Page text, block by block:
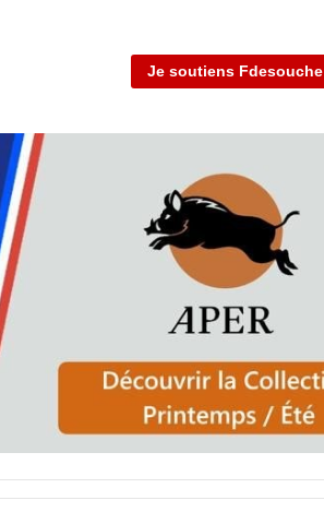
Je soutiens Fdesouche